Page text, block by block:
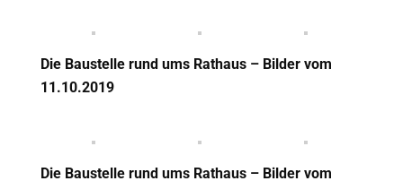
Die Baustelle rund ums Rathaus – Bilder vom
11.10.2019
Die Baustelle rund ums Rathaus – Bilder vom